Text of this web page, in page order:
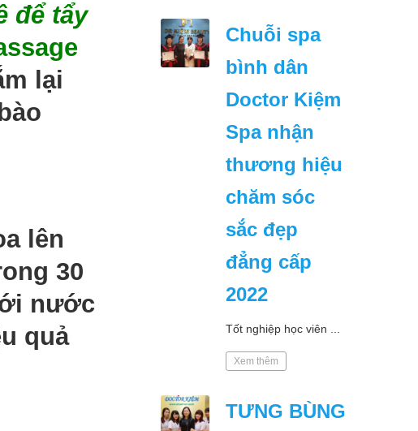
để tẩy
lại
lên
30
nước
quả
Chuỗi spa
bình dân
Doctor Kiệm
Spa nhận
thương hiệu
chăm sóc
sắc đẹp
đẳng cấp
2022
Tốt nghiệp học viên ...
Xem thêm
TƯNG BÙNG